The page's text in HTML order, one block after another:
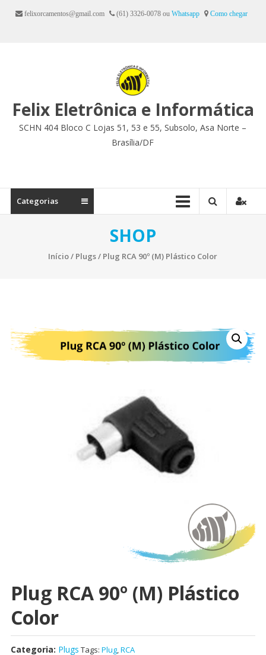
para
felixorcamentos@gmail.com (61) 3326-0078 ou Whatsapp Como chegar
Felix Eletrônica e Informática
SCHN 404 Bloco C Lojas 51, 53 e 55, Subsolo, Asa Norte –
Brasília/DF
Categorias
SHOP
Início/ Plugs/ Plug RCA 90º (M) Plástico Color
Plug RCA 90º (M) Plástico
Color
Categoria: Plugs Tags: Plug,RCA